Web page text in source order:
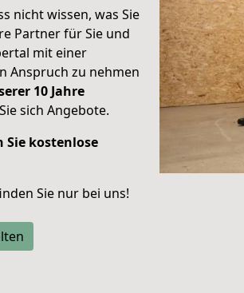
nicht wissen, was Sie
Partner für Sie und
mit einer
Anspruch zu nehmen
10 Jahre
sich Angebote.
Sie kostenlose
Sie nur bei uns!